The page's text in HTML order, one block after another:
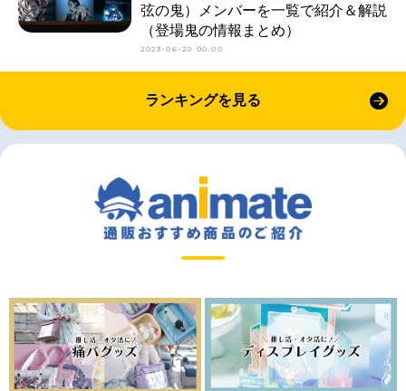
弦の鬼）メンバーを一覧で紹介＆解説
（登場鬼の情報まとめ）
2023-06-20 00:00
ランキングを見る